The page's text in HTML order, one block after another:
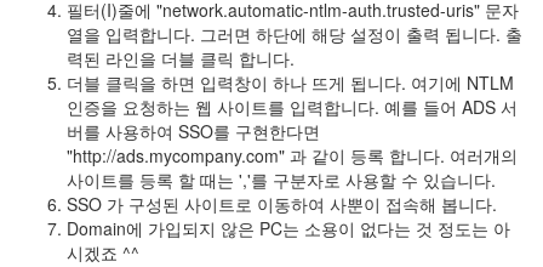
필터(I)줄에 "network.automatic-ntlm-auth.trusted-uris" 문자
열을 입력합니다. 그러면 하단에 해당 설정이 출력 됩니다. 출
력된 라인을 더블 클릭 합니다.
더블 클릭을 하면 입력창이 하나 뜨게 됩니다. 여기에 NTLM
인증을 요청하는 웹 사이트를 입력합니다. 예를 들어 ADS 서
버를 사용하여 SSO를 구현한다면
"http://ads.mycompany.com" 과 같이 등록 합니다. 여러개의
사이트를 등록 할 때는 ','를 구분자로 사용할 수 있습니다.
SSO 가 구성된 사이트로 이동하여 사뿐이 접속해 봅니다.
Domain에 가입되지 않은 PC는 소용이 없다는 것 정도는 아
시겠죠 ^^
로
밍
Mozilla
Trick